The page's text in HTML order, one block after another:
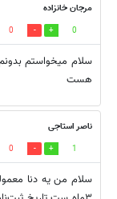
مرجان خانزاده
0
0
سلام میخواستم
هست
ناصر استاجی
1
0